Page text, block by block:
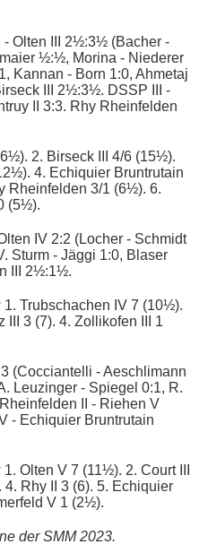
- Olten III 2½:3½ (Bacher -
½:½, Morina - Niederer
Kannan - Born 1:0, Ahmetaj
III 2½:3½. DSSP III -
II 3:3. Rhy Rheinfelden
2. Birseck III 4/6 (15½).
4. Echiquier Bruntrutain
Rheinfelden 3/1 (6½). 6.
(5½).
IV 2:2 (Locher - Schmidt
Sturm - Jäggi 1:0, Blaser
III 2½:1½.
1. Trubschachen IV 7 (10½).
III 3 (7). 4. Zollikofen III 1
(Cocciantelli - Aeschlimann
Leuzinger - Spiegel 0:1, R.
II - Riehen V
- Echiquier Bruntrutain
1. Olten V 7 (11½). 2. Court III
Rhy II 3 (6). 5. Echiquier
V 1 (2½).
der SMM 2023.